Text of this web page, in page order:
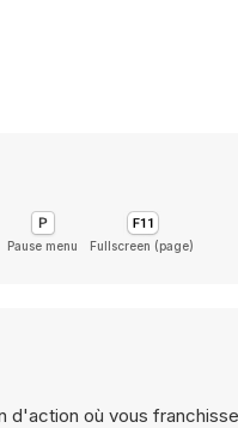
Pause menu Fullscreen (page)
où vous